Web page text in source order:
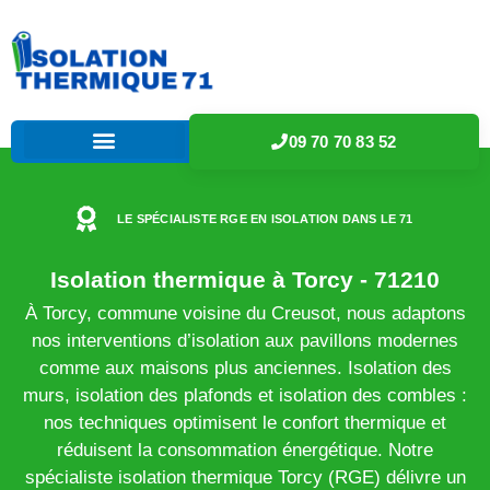
09 70 70 83 52
LE SPÉCIALISTE RGE EN ISOLATION DANS LE 71
Isolation thermique à Torcy - 71210
À Torcy, commune voisine du Creusot, nous adaptons
nos interventions d’isolation aux pavillons modernes
comme aux maisons plus anciennes. Isolation des
murs, isolation des plafonds et isolation des combles :
nos techniques optimisent le confort thermique et
réduisent la consommation énergétique. Notre
spécialiste isolation thermique Torcy (RGE) délivre un